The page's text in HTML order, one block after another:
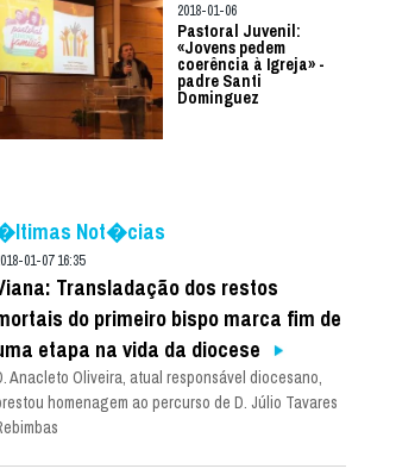
2018-01-06
Pastoral Juvenil:
«Jovens pedem
coerência à Igreja» -
padre Santi
Dominguez
Not�cias
01-07 16:35
Transladação dos restos
do primeiro bispo marca fim de
etapa na vida da diocese
Anacleto Oliveira, atual responsável diocesano,
homenagem ao percurso de D. Júlio Tavares